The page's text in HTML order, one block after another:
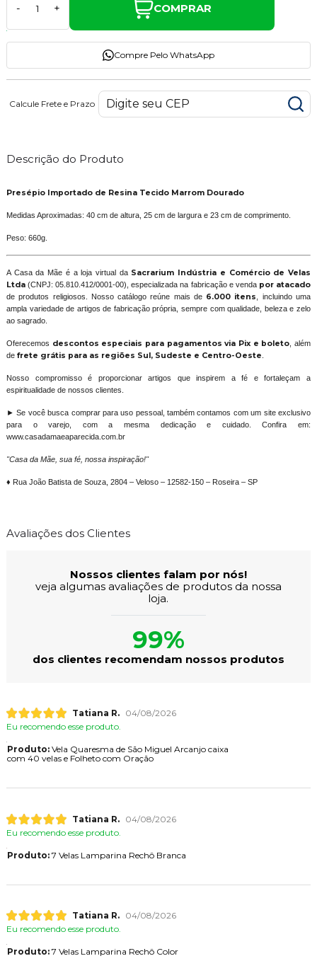
- + COMPRAR
Compre Pelo WhatsApp
Calcule Frete e Prazo
Descrição do Produto
Presépio Importado de Resina Tecido Marrom Dourado
Medidas Aproximadas: 40 cm de altura, 25 cm de largura e 23 cm de comprimento.
Peso: 660g.
A Casa da Mãe é a loja virtual daSacrarium Indústria e Comércio de Velas
Ltda(CNPJ: 05.810.412/0001-00), especializada na fabricação e venda por atacado
de produtos religiosos. Nosso catálogo reúne mais de 6.000 itens
, incluindo uma
ampla variedade de artigos de fabricação própria, sempre com qualidade, beleza e zelo
ao sagrado.
Oferecemos descontos especiais para pagamentos via Pix e boleto , além
de frete grátis para as regiões Sul, Sudeste e Centro-Oeste
Nosso compromisso é proporcionar artigos que inspirem a fé e fortaleçam a
espiritualidade de nossos clientes.
► Se você busca comprar para uso pessoal, também contamos com um site exclusivo
para o varejo, com a mesma dedicação e cuidado. Confira em:
www.casadamaeaparecida.com.br
"Casa da Mãe, sua fé, nossa inspiração!"
♦ Rua João Batista de Souza, 2804 – Veloso – 12582-150 – Roseira – SP
Avaliações dos Clientes
Nossos clientes falam por nós!
veja algumas avaliações de produtos da nossa
loja.
99%
dos clientes recomendam nossos produtos
Tatiana R.
04/08/2026
Eu recomendo esse produto.
Produto:Vela Quaresma de São Miguel Arcanjo caixa
com 40 velas e Folheto com Oração
Tatiana R.
04/08/2026
Eu recomendo esse produto.
Produto:7 Velas Lamparina Rechô Branca
Tatiana R.
04/08/2026
Eu recomendo esse produto.
Produto:7 Velas Lamparina Rechô Color